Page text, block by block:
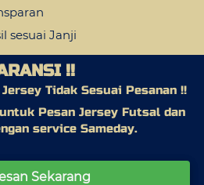
sesuai Janji
!!
Tidak Sesuai Pesanan !!
Pesan Jersey Futsal dan
service Sameday.
Sekarang